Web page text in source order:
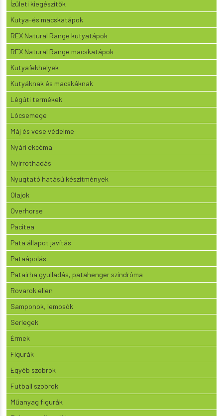
Ízületi kiegészítők
Kutya-és macskatápok
REX Natural Range kutyatápok
REX Natural Range macskatápok
Kutyafekhelyek
Kutyáknak és macskáknak
Légúti termékek
Lócsemege
Máj és vese védelme
Nyári ekcéma
Nyírrothadás
Nyugtató hatású készítmények
Olajok
Overhorse
Pacitea
Pata állapot javítás
Pataápolás
Patairha gyulladás, patahenger szindróma
Rovarok ellen
Samponok, lemosók
Serlegek
Érmek
Figurák
Egyéb szobrok
Futball szobrok
Műanyag figurák